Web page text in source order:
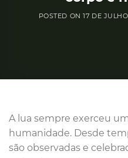
POSTED ON17 DE
A lua sempre exerceu
humanidade. Desde
são observadas e